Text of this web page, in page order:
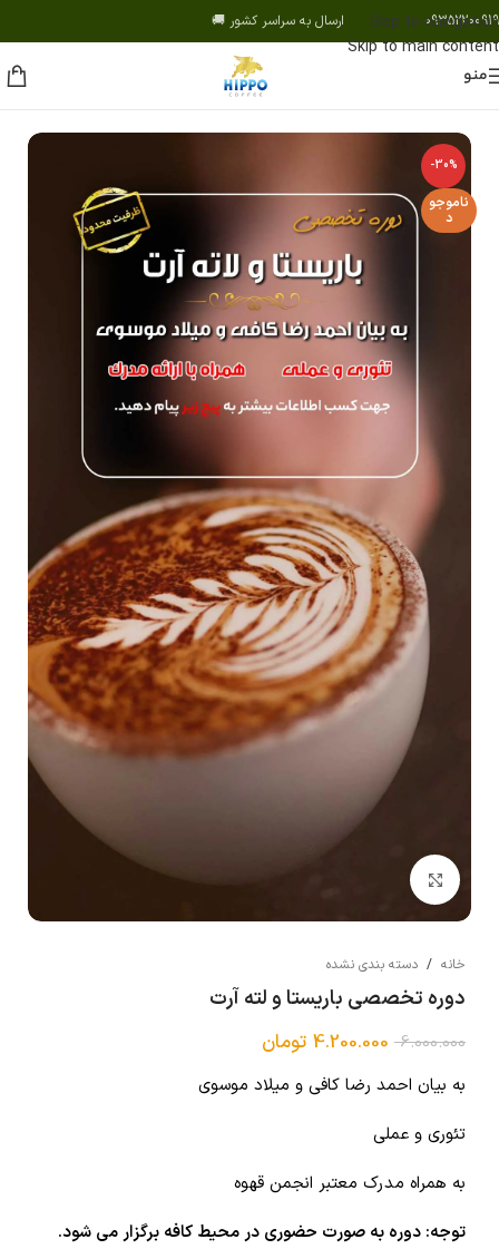
Skip to navigation
Skip to main content
09352200919 ارسال به سراسر کشور 🚚
منو
-30%
ناموجو
د
بزرگنمایی تصویر
خانه / دسته بندی نشده
دوره تخصصی باریستا و لته آرت
6.000.000
4.200.000 تومان
به بیان احمد رضا کافی و میلاد موسوی
تئوری و عملی
به همراه مدرک معتبر انجمن قهوه
توجه: دوره به صورت حضوری در محیط کافه برگزار می شود.